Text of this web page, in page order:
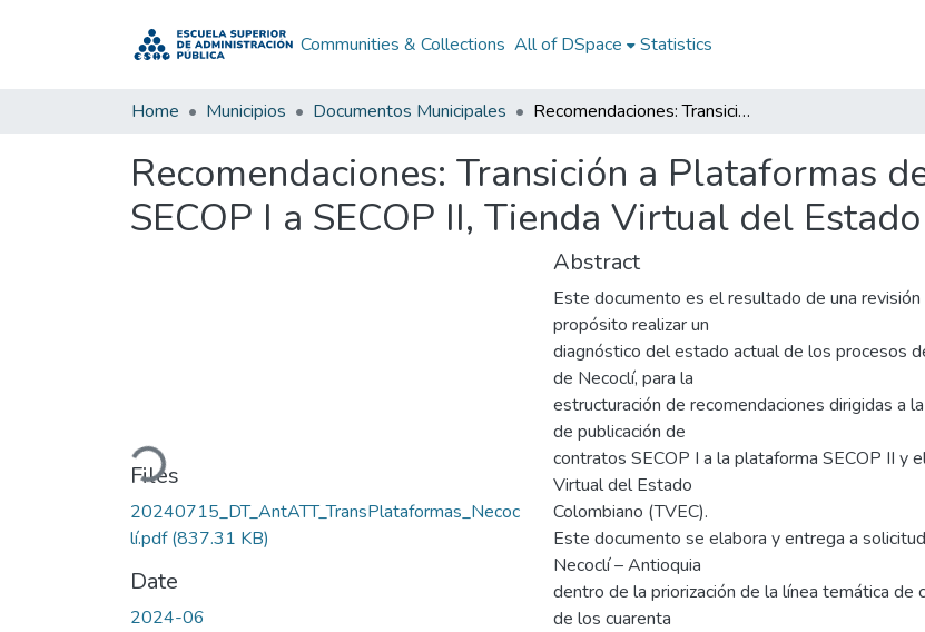
Communities & Collections All of DSpace Statistics
Home Municipios Documentos Municipales Recomendaciones: Transición a Plataformas de Compra Pública (de SECOP I a SECOP II, Tienda Virtual del Estado Colombiano - TVEC)
Recomendaciones: Transición a Plataformas
SECOP I a SECOP II, Tienda Virtual del
Loading...
Files
20240715_DT_AntATT_TransPlataformas_Necoc
lí.pdf(837.31 KB)
Date
2024-06
Abstract
Este documento es el resultado de una
propósito realizar un
diagnóstico del estado actual de los procesos
de Necoclí, para la
estructuración de recomendaciones dirigidas a
de publicación de
contratos SECOP I a la plataforma SECOP II y
Virtual del Estado
Colombiano (TVEC).
Este documento se elabora y entrega a
Necoclí – Antioquia
dentro de la priorización de la línea temática de
de los cuarenta